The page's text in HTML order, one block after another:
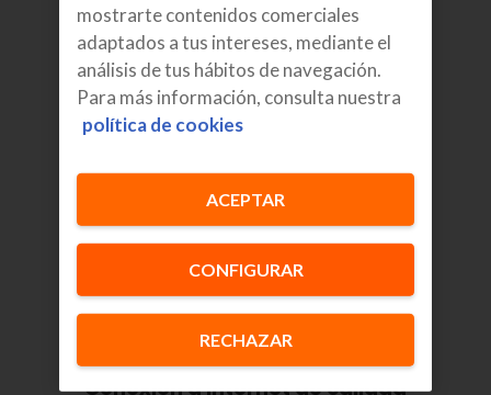
Precio definitivo
tu conexión y del descuento en tu banda ancha.
Conexión a internet de calidad
mostrarte contenidos comerciales
adaptados a tus intereses, mediante el
análisis de tus hábitos de navegación.
Para más información, consulta nuestra
política de cookies
CONFIGURAR
RECHAZAR
ACEPTAR